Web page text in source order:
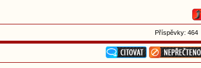
Příspěvky: 464